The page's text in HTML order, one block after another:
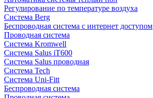
Регулирование по температуре воздуха
Система Berg
Беспроводная система с интернет доступом
Проводная система
Система Kromwell
Система Salus iT600
Система Salus проводная
Система Tech
Система Uni-Fitt
Беспроводная система